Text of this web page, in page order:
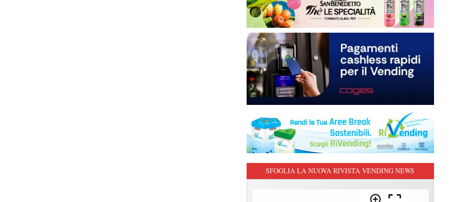
SFOGLIA LA NUOVA RIVISTA VENDING NEWS